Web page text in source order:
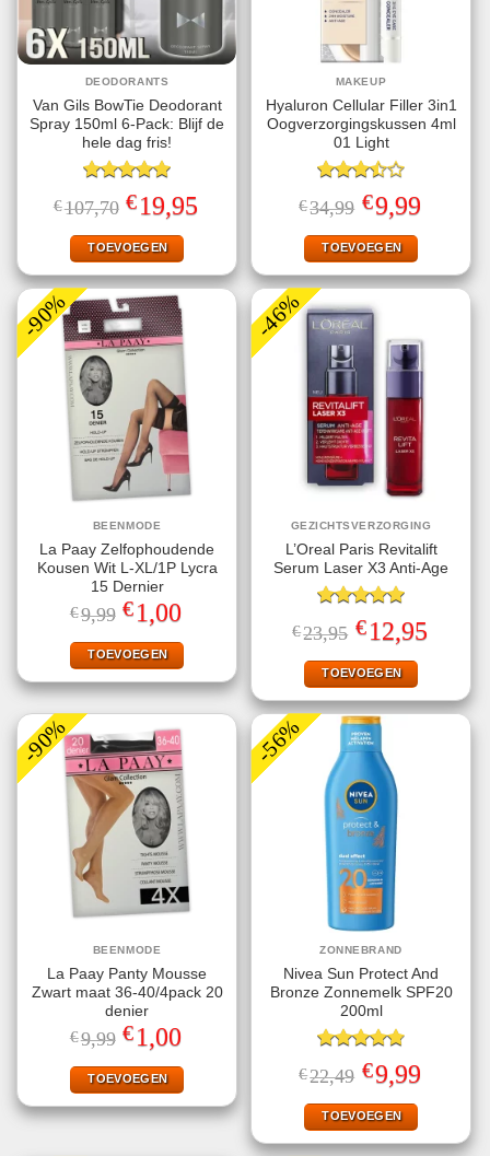
DEODORANTS
Van Gils BowTie Deodorant
Spray 150ml 6-Pack: Blijf de
hele dag fris!
Gewaardeerd
5.00uit 5
€107,70 Oorspronkelijke
prijs
was:
€107,70.
€19,95
TOEVOEGEN
MAKEUP
Hyaluron Cellular Filler 3in1
Oogverzorgingskussen 4ml
01 Light
Gewaardeerd
3.50uit
€34,99 Oorspronkelijke
prijs
was:
€34,99.
€9,99Huidige
prijs
TOEVOEGEN
-90%
BEENMODE
La Paay Zelfophoudende
Kousen Wit L-XL/1P Lycra
15 Dernier
€9,99 Oorspronkelijke
prijs
was:
€9,99.
€1,00
is:
€1,00.
TOEVOEGEN
-46%
GEZICHTSVERZORGING
L’Oreal Paris Revitalift
Serum Laser X3 Anti-Age
Gewaardeerd
5.00uit 5
€23,95 Oorspronkelijke
prijs
was:
€23,95.
€12,95prijs
TOEVOEGEN
-90%
BEENMODE
La Paay Panty Mousse
Zwart maat 36-40/4pack 20
denier
€9,99 Oorspronkelijke
prijs
was:
€9,99.
€1,00
is:
€1,00.
TOEVOEGEN
-56%
ZONNEBRAND
Nivea Sun Protect And
Bronze Zonnemelk SPF20
200ml
Gewaardeerd
4.78uit 5
€22,49 Oorspronkelijke
prijs
was:
€22,49.
€9,99Huidige
prijs
TOEVOEGEN